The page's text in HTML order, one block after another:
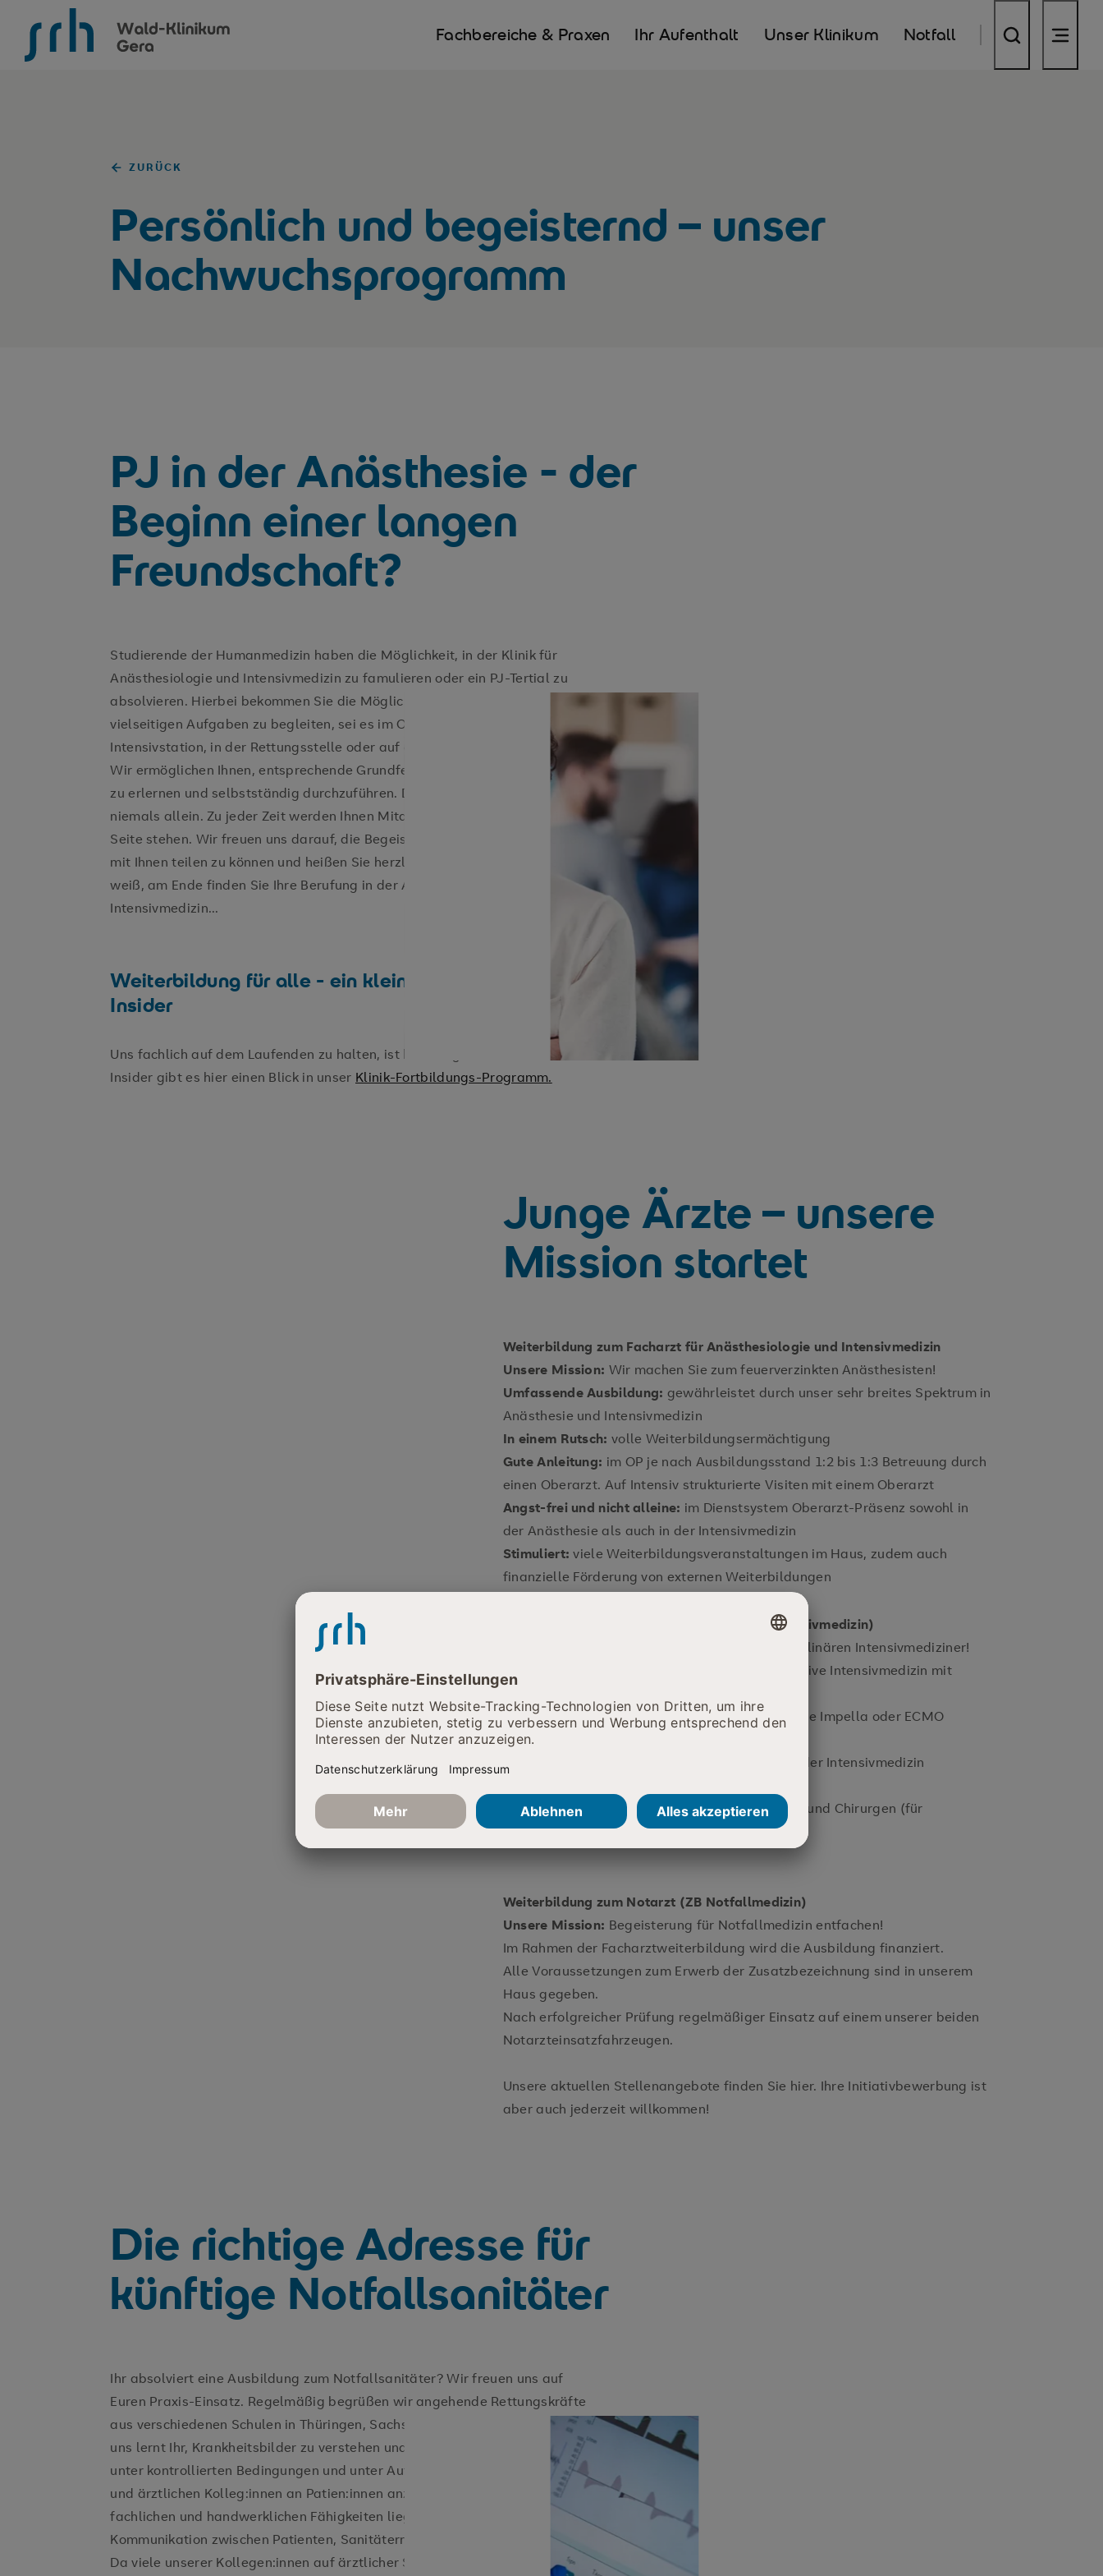
Fachbereiche & Praxen Ihr Aufenthalt Unser Klinikum Notfall
ZURÜCK
Persönlich und begeisternd – unser
Nachwuchsprogramm
PJ in der Anästhesie - der
Beginn einer langen
Freundschaft?
Studierende der Humanmedizin haben die Möglichkeit, in der Klinik für
Anästhesiologie und Intensivmedizin zu famulieren oder ein PJ-Tertial zu
absolvieren. Hierbei bekommen Sie die Möglichkeit, uns bei unseren
vielseitigen Aufgaben zu begleiten, sei es im OP-Saal, auf der
Intensivstation, in der Rettungsstelle oder auf dem Notarzteinsatzfahrzeug.
Wir ermöglichen Ihnen, entsprechende Grundfertigkeiten und Kompetenzen
zu erlernen und selbstständig durchzuführen. Dabei lassen wir Sie natürlich
niemals allein. Zu jeder Zeit werden Ihnen Mitarbeiter:innen unserer Klinik zur
Seite stehen. Wir freuen uns darauf, die Begeisterung für unser Fachgebiet
mit Ihnen teilen zu können und heißen Sie herzlich willkommen. Und wer
weiß, am Ende finden Sie Ihre Berufung in der Anästhesie und
Intensivmedizin...
Weiterbildung für alle - ein kleiner Einblick für
Insider
Uns fachlich auf dem Laufenden zu halten, ist bei uns gelebte Praxis. Für
Insider gibt es hier einen Blick in unser Klinik-Fortbildungs-Programm.
Junge Ärzte – unsere
Mission startet
Weiterbildung zum Facharzt für Anästhesiologie und Intensivmedizin
Unsere Mission: Wir machen Sie zum feuerverzinkten Anästhesisten!
Umfassende Ausbildung: gewährleistet durch unser sehr breites Spektrum in
Anästhesie und Intensivmedizin
In einem Rutsch: volle Weiterbildungsermächtigung
Gute Anleitung: im OP je nach Ausbildungsstand 1:2 bis 1:3 Betreuung durch
einen Oberarzt. Auf Intensiv strukturierte Visiten mit einem Oberarzt
Angst-frei und nicht alleine: im Dienstsystem Oberarzt-Präsenz sowohl in
der Anästhesie als auch in der Intensivmedizin
Stimuliert: viele Weiterbildungsveranstaltungen im Haus, zudem auch
finanzielle Förderung von externen Weiterbildungen
Weiterbildung zum Intensivmediziner (ZB Intensivmedizin)
Wir machen Sie zum interdisziplinären Intensivmediziner!
operative und konservative Intensivmedizin mit
Technik-affin:Organunterstützungsverfahren wie Impella oder ECMO
Strukturierte Ausbildung:
Interdisziplinäres OA-Team mit Leidenschaft in der Intensivmedizin
Weiterbildungsermächtigung für Anästhesisten und Chirurgen (für
Internisten in Vorbereitung)
Weiterbildung zum Notarzt (ZB Notfallmedizin)
Unsere Mission: Begeisterung für Notfallmedizin entfachen!
Im Rahmen der Facharztweiterbildung wird die Ausbildung finanziert.
Alle Voraussetzungen zum Erwerb der Zusatzbezeichnung sind in unserem
Haus gegeben.
Nach erfolgreicher Prüfung regelmäßiger Einsatz auf einem unserer beiden
Notarzteinsatzfahrzeugen.
Unsere aktuellen Stellenangebote finden Sie hier. Ihre Initiativbewerbung ist
aber auch jederzeit willkommen!
Die richtige Adresse für
künftige Notfallsanitäter
Ihr absolviert eine Ausbildung zum Notfallsanitäter? Wir freuen uns auf
Euren Praxis-Einsatz. Regelmäßig begrüßen wir angehende Rettungskräfte
aus verschiedenen Schulen in Thüringen, Sachsen und Sachsen-Anhalt. Bei
uns lernt Ihr, Krankheitsbilder zu verstehen und notfallmäßige Maßnahmen
unter kontrollierten Bedingungen und unter Aufsicht von Praxisanleiter:innen
und ärztlichen Kolleg:innen an Patien:innen anzuwenden. Neben den
fachlichen und handwerklichen Fähigkeiten liegt ein weiterer Fokus auf der
Kommunikation zwischen Patienten, Sanitätern und Ärzten.
Da viele unserer Kollegen:innen auf ärztlicher Seite in der Notfallmedizin